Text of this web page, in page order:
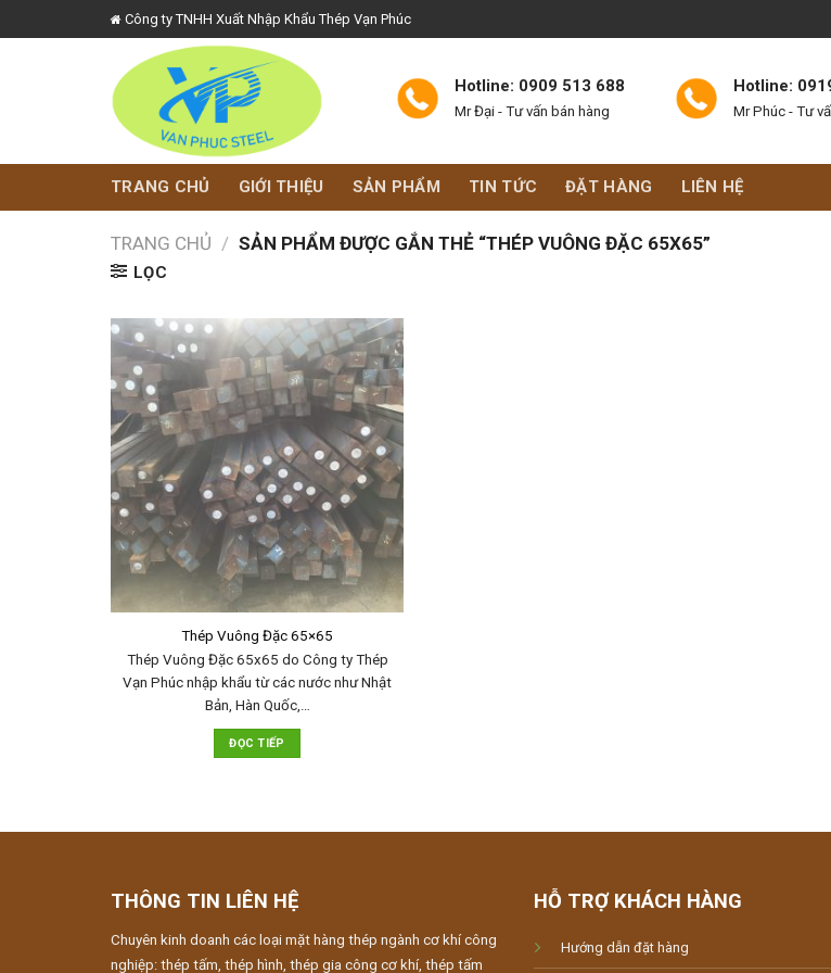
to
Công ty TNHH Xuất Nhập Khẩu Thép Vạn Phúc
Hotline: 0909 513 688
Mr Đại - Tư vấn bán hàng
Hotline:
Mr Phúc - Tư
TRANG CHỦ GIỚI THIỆU SẢN PHẨM TIN TỨC ĐẶT HÀNG LIÊN HỆ
TRANG CHỦ / SẢN PHẨM ĐƯỢC GẮN THẺ “THÉP VUÔNG ĐẶC 65X65”
LỌC
Thép Vuông Đặc 65×65
Thép Vuông Đặc 65x65 do Công ty Thép
Vạn Phúc nhập khẩu từ các nước như Nhật
Bản, Hàn Quốc,…
ĐỌC TIẾP
THÔNG TIN LIÊN HỆ
Chuyên kinh doanh các loại mặt hàng thép ngành cơ khí công
nghiệp: thép tấm, thép hình, thép gia công cơ khí, thép tấm
HỖ TRỢ KHÁCH HÀNG
Hướng dẫn đặt hàng